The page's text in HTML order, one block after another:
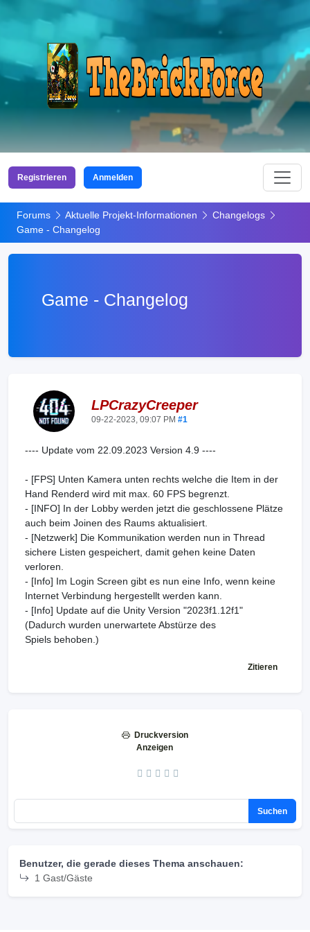
Registrieren Anmelden
Forums Aktuelle Projekt-Informationen
Changelogs
Game - Changelog
Game - Changelog
LPCrazyCreeper
09-22-2023, 09:07 PM #1
---- Update vom 22.09.2023 Version 4.9 ----
- [FPS] Unten Kamera unten rechts welche die Item in der
Hand Renderd wird mit max. 60 FPS begrenzt.
- [INFO] In der Lobby werden jetzt die geschlossene Plätze
auch beim Joinen des Raums aktualisiert.
- [Netzwerk] Die Kommunikation werden nun in Thread
sichere Listen gespeichert, damit gehen keine Daten
verloren.
- [Info] Im Login Screen gibt es nun eine Info, wenn keine
Internet Verbindung hergestellt werden kann.
- [Info] Update auf die Unity Version "2023f1.12f1"
(Dadurch wurden unerwartete Abstürze des
Spiels behoben.)
Zitieren
Druckversion
Anzeigen
Suchen
Benutzer, die gerade dieses Thema anschauen:
1 Gast/Gäste